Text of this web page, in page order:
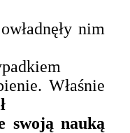
nim
Właśnie
swoją nauką